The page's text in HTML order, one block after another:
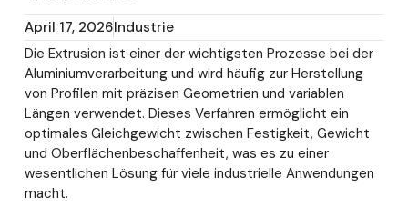
April 17, 2026Industrie
Die Extrusion ist einer der wichtigsten Prozesse bei der
Aluminiumverarbeitung und wird häufig zur Herstellung
von Profilen mit präzisen Geometrien und variablen
Längen verwendet. Dieses Verfahren ermöglicht ein
optimales Gleichgewicht zwischen Festigkeit, Gewicht
und Oberflächenbeschaffenheit, was es zu einer
wesentlichen Lösung für viele industrielle Anwendungen
macht.